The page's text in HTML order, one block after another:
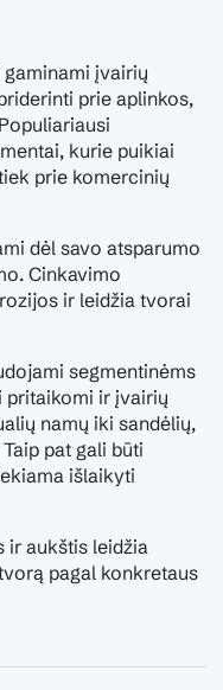
įvairių
prie aplinkos,
kurie puikiai
prie komercinių
dėl savo atsparumo
Cinkavimo
ir leidžia tvorai
segmentinėms
pritaikomi ir įvairių
namų iki sandėlių,
pat gali būti
išlaikyti
ir aukštis leidžia
pagal konkretaus